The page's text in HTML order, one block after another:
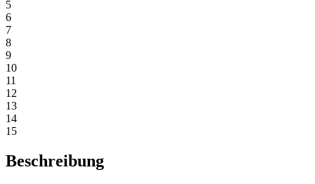
5
6
7
8
9
10
11
12
13
14
15
Beschreibung